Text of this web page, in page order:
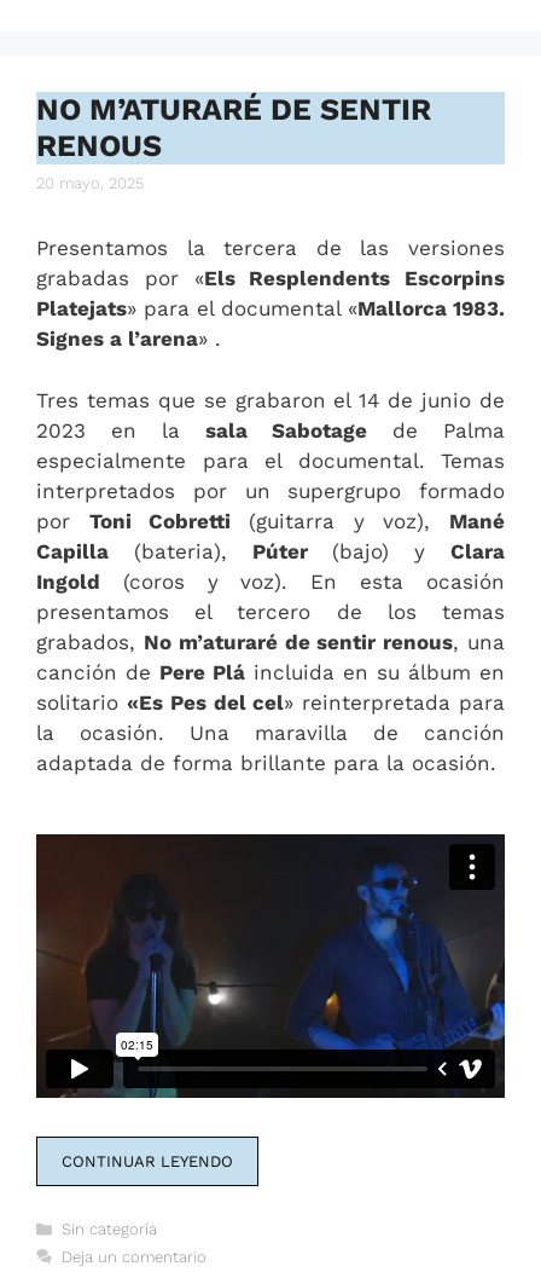
NO M’ATURARÉ DE SENTIR
RENOUS
20 mayo, 2025
Presentamos la tercera de las versiones
grabadas por «Els Resplendents Escorpins
Platejats» para el documental «Mallorca 1983.
Signes a l’arena» .
Tres temas que se grabaron el 14 de junio de
2023 en la sala Sabotage de Palma
especialmente para el documental. Temas
interpretados por un supergrupo formado
por Toni Cobretti (guitarra y voz), Mané
Capilla (bateria), Púter(bajo) yClara
Ingold (coros y voz). En esta ocasión
presentamos el tercero de los temas
grabados, No m’aturaré de sentir renous, una
canción de Pere Plá incluida en su álbum en
solitario «Es Pes del cel» reinterpretada para
la ocasión. Una maravilla de canción
adaptada de forma brillante para la ocasión.
CONTINUAR LEYENDO
Categorías
Sin categoría
Deja un comentario